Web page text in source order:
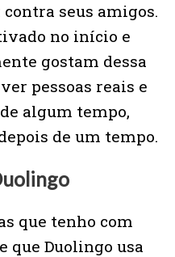
seus amigos.
no início e
gostam dessa
pessoas reais e
algum tempo,
de um tempo.
que tenho com
que Duolingo usa